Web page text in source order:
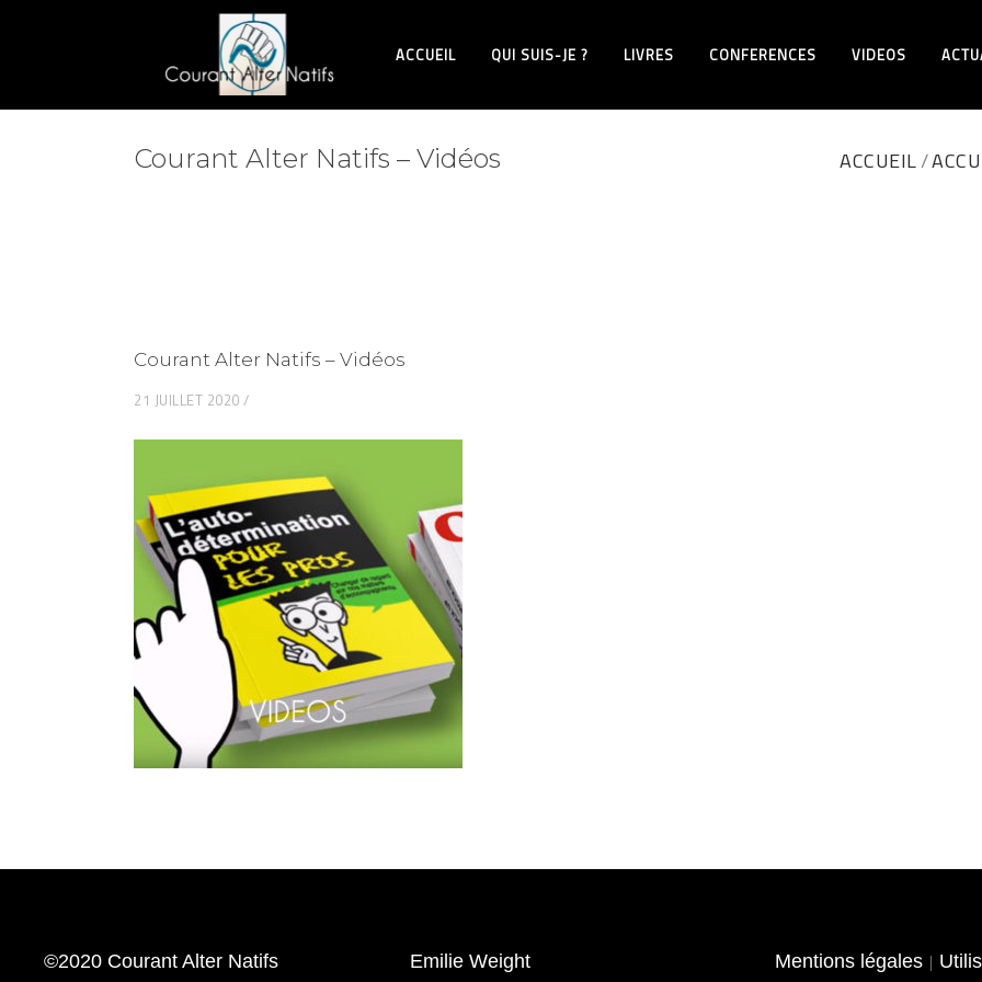
ACCUEIL QUI SUIS-JE ? LIVRES CONFERENCES VIDEOS
Courant Alter Natifs – Vidéos ACCUEIL
Courant Alter Natifs – Vidéos
21 JUILLET 2020
©2020 Courant Alter Natifs
Emilie Weight
Mentions légales |